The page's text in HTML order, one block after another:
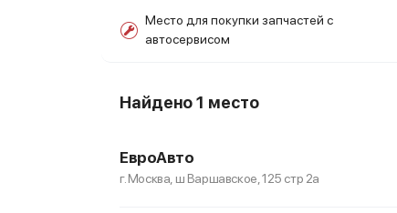
Место для покупки запчастей с
автосервисом
Найдено1 место
ЕвроАвто
г. Москва, ш Варшавское, 125 стр 2а